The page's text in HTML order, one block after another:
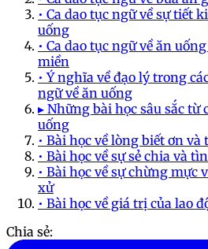
• Ca dao tục ngữ về sự tiết
uống
• Ca dao tục ngữ về ăn
miền
• Ý nghĩa về đạo lý trong
ngữ về ăn uống
▸ Những bài học sâu sắc từ
uống
• Bài học về lòng biết ơn
• Bài học về sự sẻ chia và
• Bài học về sự chừng mực
xử
• Bài học về giá trị của lao
Chia sẻ: